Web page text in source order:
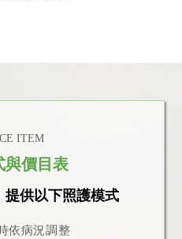
ITEM
與價目表
提供以下照護模式
依病況調整